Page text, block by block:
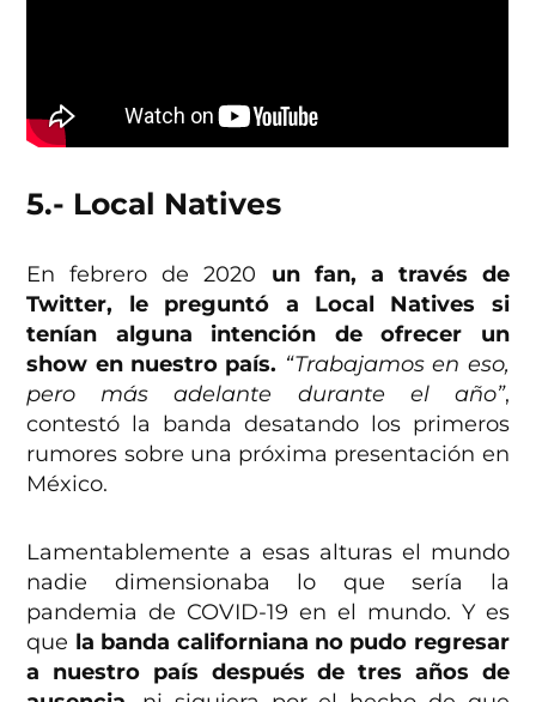
5.- Local Natives
En febrero de 2020 un fan, a través de
Twitter, le preguntó a Local Natives si
tenían alguna intención de ofrecer un
show en nuestro país. “Trabajamos en eso,
pero más adelante durante el año”,
contestó la banda desatando los primeros
rumores sobre una próxima presentación en
México.
Lamentablemente a esas alturas el mundo
nadie dimensionaba lo que sería la
pandemia de COVID-19 en el mundo. Y es
que la banda californiana no pudo regresar
a nuestro país después de tres años de